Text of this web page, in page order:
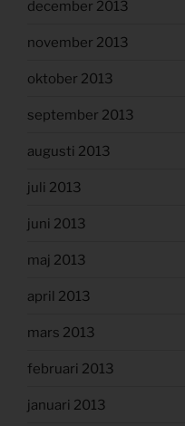
december 2013
november 2013
oktober 2013
september 2013
augusti 2013
juli 2013
juni 2013
maj 2013
april 2013
mars 2013
februari 2013
januari 2013